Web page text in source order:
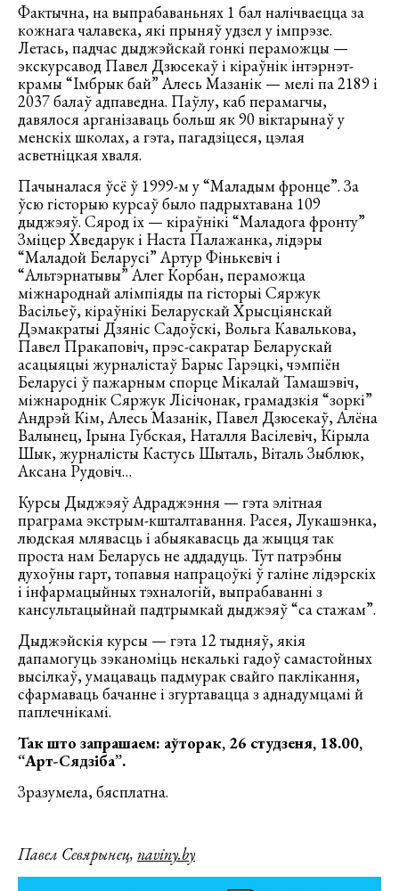
Фактычна, на выпрабаваньнях 1 бал налічваецца за
кожнага чалавека, які прыняў удзел у імпрэзе.
Летась, падчас дыджэйскай гонкі пераможцы —
экскурсавод Павел Дзюсекаў і кіраўнік інтэрнэт-
крамы “Імбрык бай” Алесь Мазанік — мелі па 2189 і
2037 балаў адпаведна. Паўлу, каб перамагчы,
давялося арганізаваць больш як 90 віктарынаў у
менскіх школах, а гэта, пагадзіцеся, цэлая
асветніцкая хваля.
Пачыналася ўсё ў 1999-м у “Маладым фронце”. За
ўсю гісторыю курсаў было падрыхтавана 109
дыджэяў. Сярод іх — кіраўнікі “Маладога фронту”
Зміцер Хведарук і Наста Палажанка, лідэры
“Маладой Беларусі” Артур Фінькевіч і
“Альтэрнатывы” Алег Корбан, пераможца
міжнароднай алімпіяды па гісторыі Сяржук
Васільеў, кіраўнікі Беларускай Хрысціянскай
Дэмакратыі Дзяніс Садоўскі, Вольга Кавалькова,
Павел Пракаповіч, прэс-сакратар Беларускай
асацыяцыі журналістаў Барыс Гарэцкі, чэмпіён
Беларусі ў пажарным спорце Мікалай Тамашэвіч,
міжнароднік Сяржук Лісічонак, грамадзкія “зоркі”
Андрэй Кім, Алесь Мазанік, Павел Дзюсекаў, Алёна
Валынец, Ірына Губская, Наталля Васілевіч, Кірыла
Шык, журналісты Кастусь Шыталь, Віталь Зыблюк,
Аксана Рудовіч…
Курсы Дыджэяў Адраджэння — гэта элітная
праграма экстрым-кшталтавання. Расея, Лукашэнка,
людская млявасць і абыякавасць да жыцця так
проста нам Беларусь не аддадуць. Тут патрэбны
духоўны гарт, топавыя напрацоўкі ў галіне лідэрскіх
і інфармацыйных тэхналогій, выпрабаванні з
кансультацыйнай падтрымкай дыджэяў “са стажам”.
Дыджэйскія курсы — гэта 12 тыдняў, якія
дапамогуць зэканоміць некалькі гадоў самастойных
высілкаў, умацаваць падмурак свайго паклікання,
сфармаваць бачанне і згуртавацца з аднадумцамі й
паплечнікамі.
Так што запрашаем: аўторак, 26 студзеня, 18.00,
“Арт-Сядзіба”.
Зразумела, бясплатна.
Павел Севярынец, naviny.by